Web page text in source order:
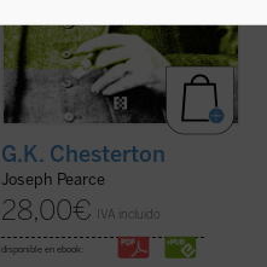
G.K. Chesterton
Joseph Pearce
28,00€ IVA incluido
disponible en ebook: